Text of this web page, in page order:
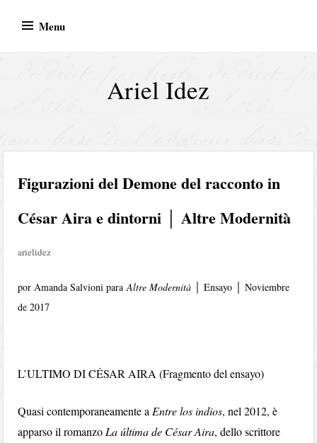
Menu
Ariel Idez
Figurazioni del Demone del racconto in
César Aira e dintorni │ Altre Modernità
arielidez
por Amanda Salvioni paraAltre Modernità
│ Ensayo │ Noviembre
de 2017
L’ULTIMO DI CÉSAR AIRA (Fragmento del ensayo)
Quasi contemporaneamente a Entre los indios, nel 2012, è
apparso il romanzo La última de César Aira, dello scrittore